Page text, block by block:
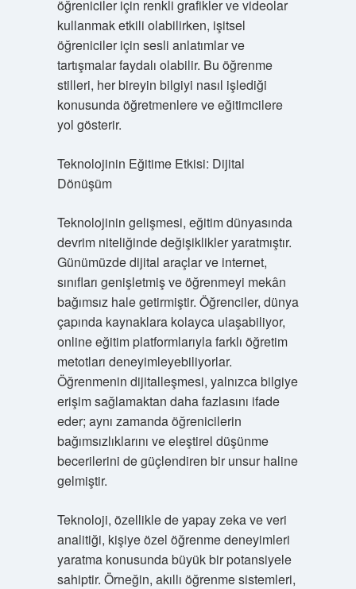
öğreniciler için renkli grafikler ve videolar
kullanmak etkili olabilirken, işitsel
öğreniciler için sesli anlatımlar ve
tartışmalar faydalı olabilir. Bu öğrenme
stilleri, her bireyin bilgiyi nasıl işlediği
konusunda öğretmenlere ve eğitimcilere
yol gösterir.
Teknolojinin Eğitime Etkisi: Dijital
Dönüşüm
Teknolojinin gelişmesi, eğitim dünyasında
devrim niteliğinde değişiklikler yaratmıştır.
Günümüzde dijital araçlar ve internet,
sınıfları genişletmiş ve öğrenmeyi mekân
bağımsız hale getirmiştir. Öğrenciler, dünya
çapında kaynaklara kolayca ulaşabiliyor,
online eğitim platformlarıyla farklı öğretim
metotları deneyimleyebiliyorlar.
Öğrenmenin dijitalleşmesi, yalnızca bilgiye
erişim sağlamaktan daha fazlasını ifade
eder; aynı zamanda öğrenicilerin
bağımsızlıklarını ve eleştirel düşünme
becerilerini de güçlendiren bir unsur haline
gelmiştir.
Teknoloji, özellikle de yapay zeka ve veri
analitiği, kişiye özel öğrenme deneyimleri
yaratma konusunda büyük bir potansiyele
sahiptir. Örneğin, akıllı öğrenme sistemleri,